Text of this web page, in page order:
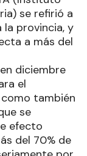
se refirió a
la provincia, y
a más del
diciembre
el
también
se
efecto
del 70% de